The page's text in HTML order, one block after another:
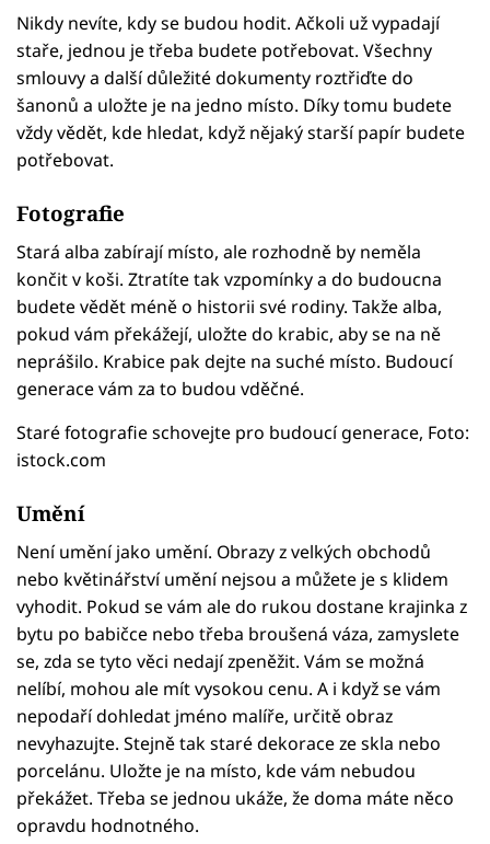
Nikdy nevíte, kdy se budou hodit. Ačkoli už vypadají
staře, jednou je třeba budete potřebovat. Všechny
smlouvy a další důležité dokumenty roztřiďte do
šanonů a uložte je na jedno místo. Díky tomu budete
vždy vědět, kde hledat, když nějaký starší papír budete
potřebovat.
Fotografie
Stará alba zabírají místo, ale rozhodně by neměla
končit v koši. Ztratíte tak vzpomínky a do budoucna
budete vědět méně o historii své rodiny. Takže alba,
pokud vám překážejí, uložte do krabic, aby se na ně
neprášilo. Krabice pak dejte na suché místo. Budoucí
generace vám za to budou vděčné.
Staré fotografie schovejte pro budoucí generace, Foto:
istock.com
Umění
Není umění jako umění. Obrazy z velkých obchodů
nebo květinářství umění nejsou a můžete je s klidem
vyhodit. Pokud se vám ale do rukou dostane krajinka z
bytu po babičce nebo třeba broušená váza, zamyslete
se, zda se tyto věci nedají zpeněžit. Vám se možná
nelíbí, mohou ale mít vysokou cenu. A i když se vám
nepodaří dohledat jméno malíře, určitě obraz
nevyhazujte. Stejně tak staré dekorace ze skla nebo
porcelánu. Uložte je na místo, kde vám nebudou
překážet. Třeba se jednou ukáže, že doma máte něco
opravdu hodnotného.